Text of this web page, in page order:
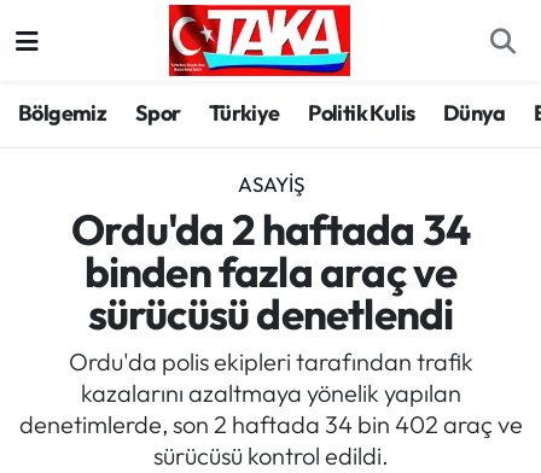
Bölgemiz Spor Türkiye Politik Kulis Dünya
ASAYIŞ
Ordu'da 2 haftada 34
binden fazla araç ve
sürücüsü denetlendi
Ordu'da polis ekipleri tarafından trafik
kazalarını azaltmaya yönelik yapılan
denetimlerde, son 2 haftada 34 bin 402 araç ve
sürücüsü kontrol edildi.
Spor
Türkiye
Kültür/Sanat
Politika
Politik Kulis
Trabzon Hava Durumu
Trabzon Trafik Yoğunluk Haritası
Süper Lig Puan Durumu ve Fikstür
Tüm Manşetler
Son Dakika Haberleri
Haber Arşivi